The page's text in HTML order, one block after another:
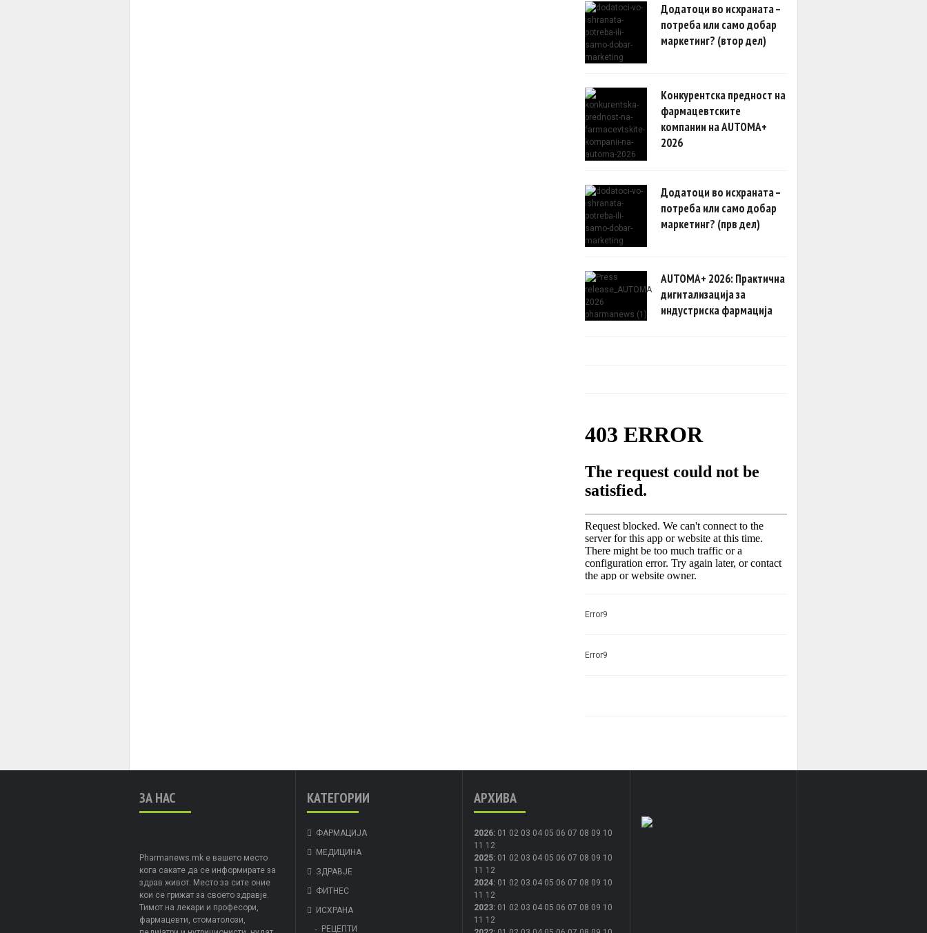
Додатоци во исхраната –
потреба или само добар
маркетинг? (втор дел)
Конкурентска предност на
фармацевтските
компании на AUTOMA+
2026
Додатоци во исхраната –
потреба или само добар
маркетинг? (прв дел)
AUTOMA+ 2026: Практична
дигитализација за
индустриска фармација
Error9
Error9
ЗА НАС
Pharmanews.mk е вашето место
кога сакате да се информирате за
здрав живот. Место за сите оние
кои се грижат за своето здравје.
Тимот на лекари и професори,
фармацевти, стоматолози,
КАТЕГОРИИ
ФАРМАЦИЈА
МЕДИЦИНА
ЗДРАВЈЕ
ФИТНЕС
ИСХРАНА
РЕЦЕПТИ
АРХИВА
2026: 01 02 03 04 05 06 07 08 09 10
11 12
2025: 01 02 03 04 05 06 07 08 09 10
11 12
2024: 01 02 03 04 05 06 07 08 09 10
11 12
2023: 01 02 03 04 05 06 07 08 09 10
11 12